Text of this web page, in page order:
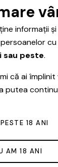
sau
pe
și
atât pentru
simplu să
sau
de Drinks
informații
sau peste.
că ai
putea
18 ANI
AM 18 ANI